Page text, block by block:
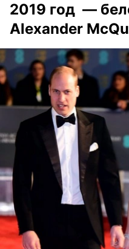
2019 год —
Alexander